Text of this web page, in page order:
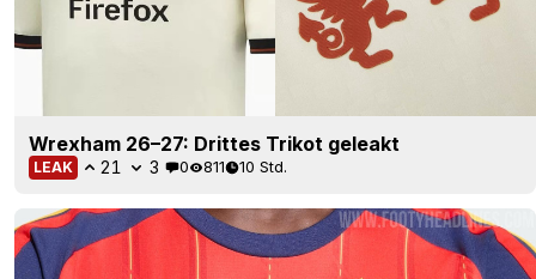
Wrexham 26–27: Drittes Trikot geleakt
LEAK 21 3 0 811 10 Std.